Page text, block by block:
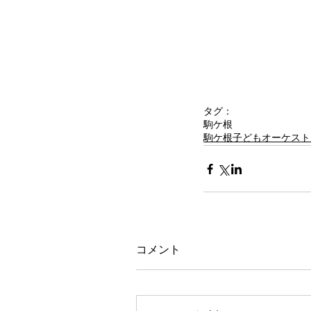
タグ：
駒ケ根
駒ケ根子どもオーケス
コメント